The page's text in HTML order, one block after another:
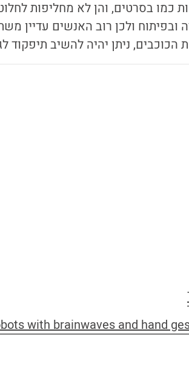
כמו בסרטים, והן לא מחליפות
ובפיתוח ולכן רוב האנשים עדיין
ניתן יהיה להשיב תיפקוד